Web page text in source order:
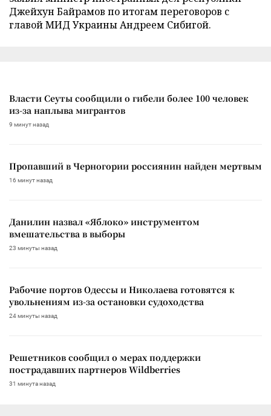
Джейхун Байрамов по итогам переговоров с
главой МИД Украины Андреем Сибигой.
Власти Сеуты сообщили о гибели более 100 человек
из-за наплыва мигрантов
9 минут назад
Пропавший в Черногории россиянин найден мертвым
16 минут назад
Данилин назвал «Яблоко» инструментом
вмешательства в выборы
23 минуты назад
Рабочие портов Одессы и Николаева готовятся к
увольнениям из-за остановки судоходства
24 минуты назад
Решетников сообщил о мерах поддержки
пострадавших партнеров Wildberries
31 минута назад